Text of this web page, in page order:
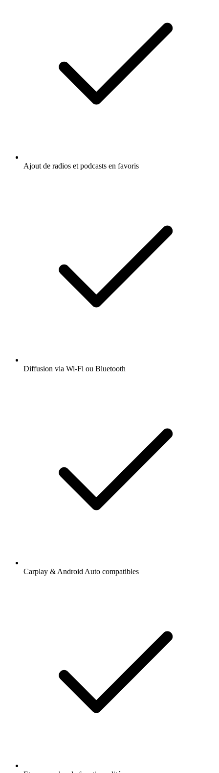
Ajout de radios et podcasts en favoris
Diffusion via Wi-Fi ou Bluetooth
Carplay & Android Auto compatibles